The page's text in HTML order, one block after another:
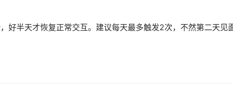
好半天才恢复正常交互。建议每天最多触发2次，不然第二天见